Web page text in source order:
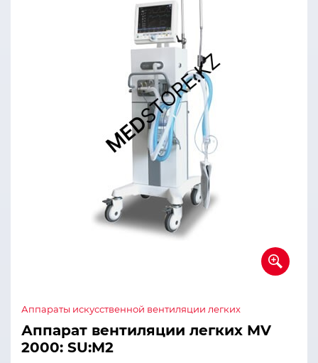
Аппараты искусственной вентиляции легких
Аппарат вентиляции легких MV
2000: SU:M2